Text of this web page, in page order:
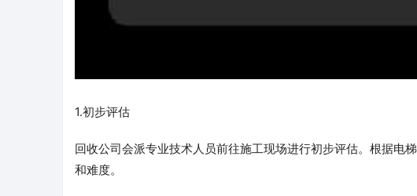
1.初步评估
回收公司会派专业技术人员前往施工现场进行初步评估。根据电
和难度。